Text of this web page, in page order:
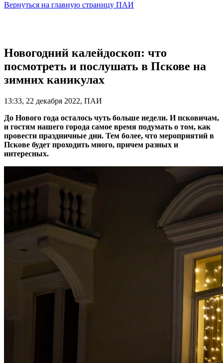
Вернуться на главную страницу ПАИ
Новогодний калейдоскоп: что
посмотреть и послушать в Пскове на
зимних каникулах
13:33, 22 декабря 2022, ПАИ
До Нового года осталось чуть больше недели. И псковичам,
и гостям нашего города самое время подумать о том, как
провести праздничные дни. Тем более, что мероприятий в
Пскове будет проходить много, причем разных и
интересных.